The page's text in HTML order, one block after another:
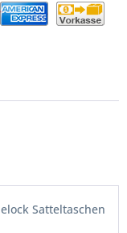
Satteltaschen